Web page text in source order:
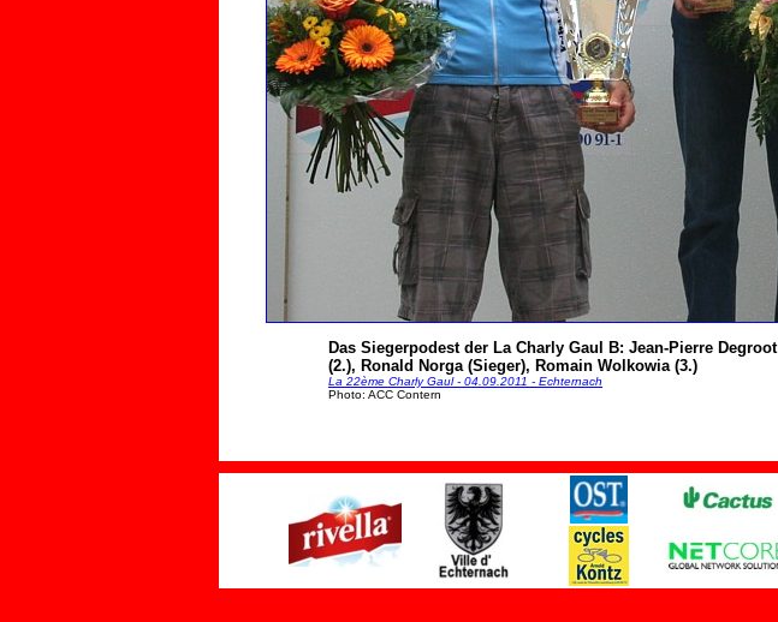
Das Siegerpodest der La Charly Gaul B: Jean-Pierre Degroot
(2.), Ronald Norga (Sieger), Romain Wolkowia (3.)
La 22ème Charly Gaul - 04.09.2011 - Echternach
Photo: ACC Contern